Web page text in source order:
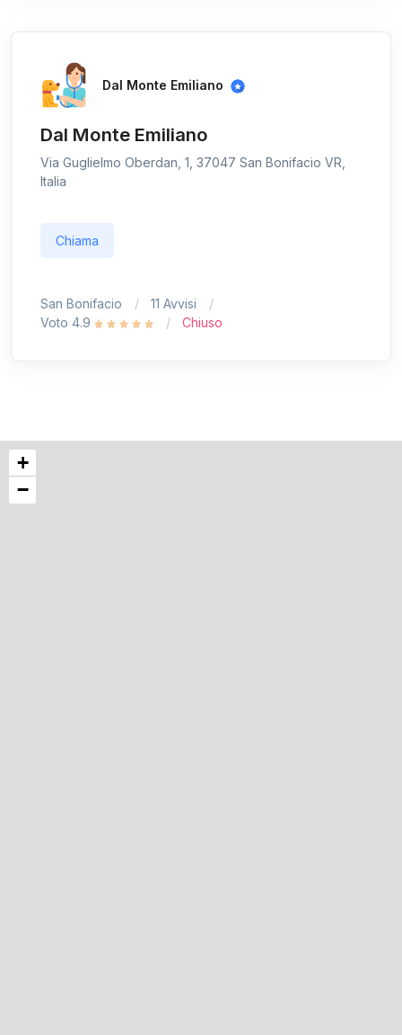
Dal Monte Emiliano
Dal Monte Emiliano
Via Guglielmo Oberdan, 1, 37047 San Bonifacio VR,
Italia
Chiama
San Bonifacio
11 Avvisi
Voto 4.9
Chiuso
+
−